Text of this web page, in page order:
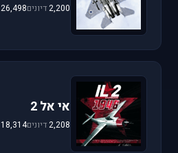
2,200דיונים26,498
אי אל 2
2,208דיונים18,314